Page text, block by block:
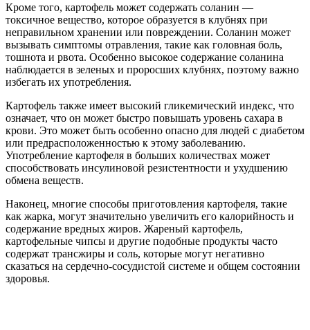
Кроме того, картофель может содержать соланин —
токсичное вещество, которое образуется в клубнях при
неправильном хранении или повреждении. Соланин может
вызывать симптомы отравления, такие как головная боль,
тошнота и рвота. Особенно высокое содержание соланина
наблюдается в зеленых и проросших клубнях, поэтому важно
избегать их употребления.
Картофель также имеет высокий гликемический индекс, что
означает, что он может быстро повышать уровень сахара в
крови. Это может быть особенно опасно для людей с диабетом
или предрасположенностью к этому заболеванию.
Употребление картофеля в больших количествах может
способствовать инсулиновой резистентности и ухудшению
обмена веществ.
Наконец, многие способы приготовления картофеля, такие
как жарка, могут значительно увеличить его калорийность и
содержание вредных жиров. Жареный картофель,
картофельные чипсы и другие подобные продукты часто
содержат трансжиры и соль, которые могут негативно
сказаться на сердечно-сосудистой системе и общем состоянии
здоровья.